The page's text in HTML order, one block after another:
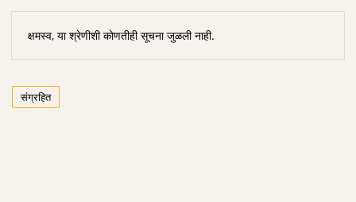
क्षमस्व, या श्रेणीशी कोणतीही सूचना जुळली नाही.
संग्रहित